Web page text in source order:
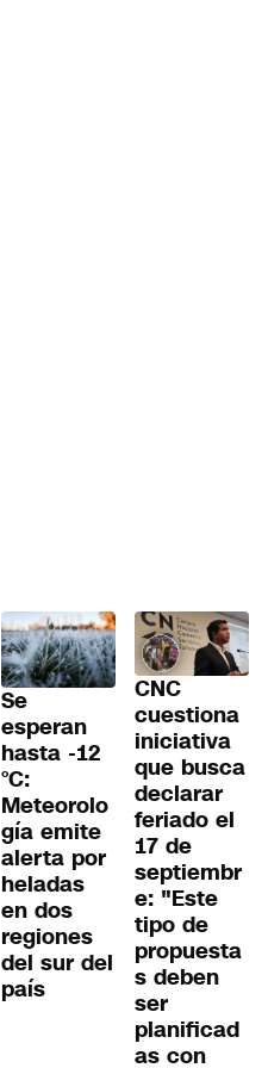
Se
esperan
hasta -12
°C:
Meteorolo
gía emite
alerta por
heladas
en dos
regiones
del sur del
país
CNC
cuestiona
iniciativa
que busca
declarar
feriado el
17 de
septiembr
e: "Este
tipo de
propuesta
s deben
ser
planificad
as con